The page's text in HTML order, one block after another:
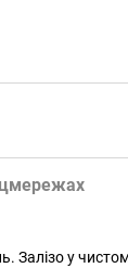
Залізо у